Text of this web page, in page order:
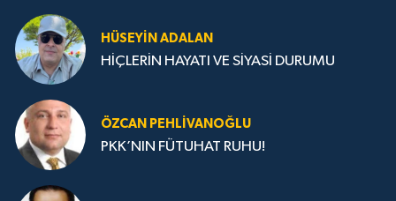
HÜSEYIN ADALAN
HİÇLERİN HAYATI VE SİYASİ DURUMU
ÖZCAN PEHLIVANOĞLU
PKK’NIN FÜTUHAT RUHU!